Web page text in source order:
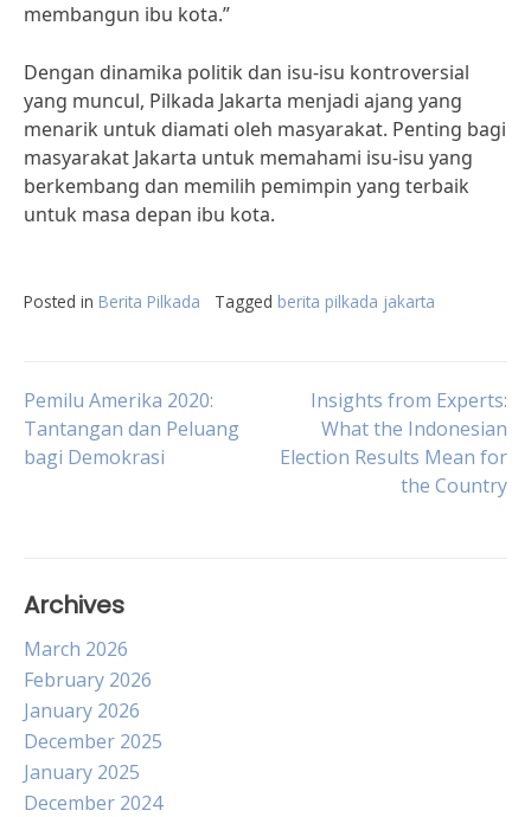
membangun ibu kota.”
Dengan dinamika politik dan isu-isu kontroversial
yang muncul, Pilkada Jakarta menjadi ajang yang
menarik untuk diamati oleh masyarakat. Penting bagi
masyarakat Jakarta untuk memahami isu-isu yang
berkembang dan memilih pemimpin yang terbaik
untuk masa depan ibu kota.
Posted in Berita Pilkada Tagged berita pilkada jakarta
Post
navigation
Pemilu Amerika 2020:
Tantangan dan Peluang
bagi Demokrasi
Insights from Experts:
What the Indonesian
Election Results Mean for
the Country
Archives
March 2026
February 2026
January 2026
December 2025
January 2025
December 2024